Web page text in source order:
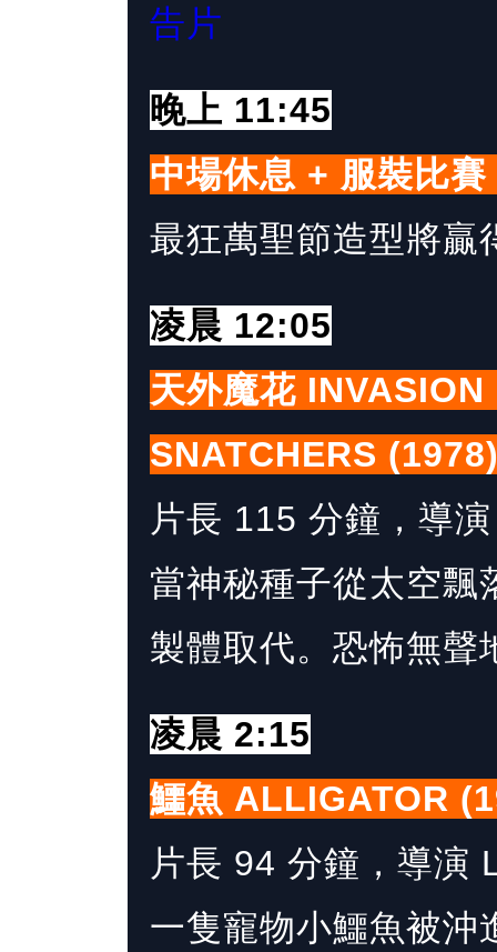
告片
晚上 11:45
中場休息 + 服裝比
最狂萬聖節造型將贏
凌晨 12:05
天外魔花
SNATCHERS
片長 115 分鐘，導
當神秘種子從太空飄
製體取代。恐怖無
凌晨 2:15
鱷魚 ALLIGATOR
片長 94 分鐘，導演
一隻寵物小鱷魚被沖